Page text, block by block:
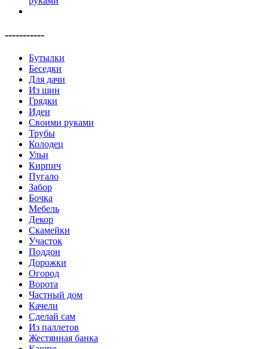
-----------
Бутылки
Беседки
Для дачи
Из шин
Грядки
Идеи
Своими руками
Трубы
Колодец
Ульи
Кирпич
Пугало
Забор
Бочка
Мебель
Декор
Скамейки
Участок
Поддон
Дорожки
Огород
Ворота
Частный дом
Качели
Сделай сам
Из паллетов
Жестянная банка